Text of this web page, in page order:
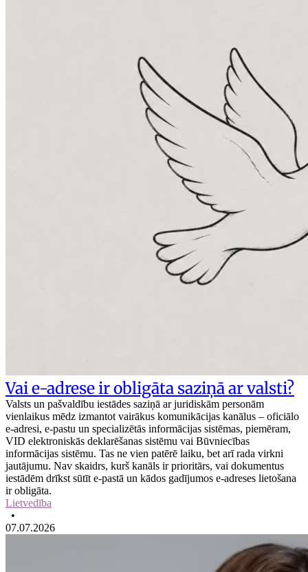
Vai e-adrese ir obligāta saziņā ar valsti?
Valsts un pašvaldību iestādes saziņā ar juridiskām personām
vienlaikus mēdz izmantot vairākus komunikācijas kanālus – oficiālo
e-adresi, e-pastu un specializētās informācijas sistēmas, piemēram,
VID elektroniskās deklarēšanas sistēmu vai Būvniecības
informācijas sistēmu. Tas ne vien patērē laiku, bet arī rada virkni
jautājumu. Nav skaidrs, kurš kanāls ir prioritārs, vai dokumentus
iestādēm drīkst sūtīt e-pastā un kādos gadījumos e-adreses lietošana
ir obligāta.
Lietvedība
•
07.07.2026